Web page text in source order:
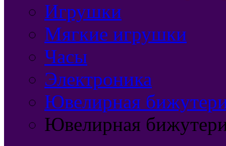
Игрушки
Мягкие игрушки
Часы
Электроника
Ювелирная
Ювелирная